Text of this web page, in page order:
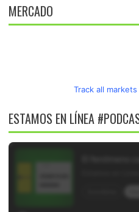
MERCADO
Track all
ESTAMOS EN LÍNEA